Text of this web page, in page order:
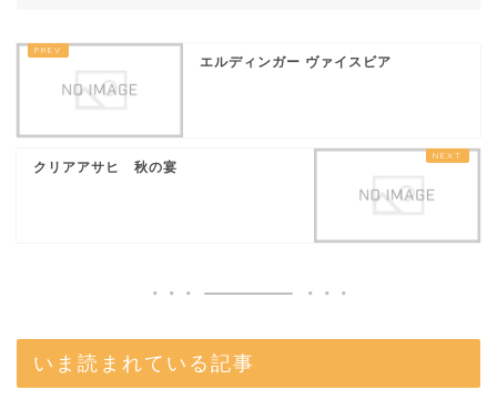
エルディンガー ヴァイスビア
クリアアサヒ 秋の宴
いま読まれている記事